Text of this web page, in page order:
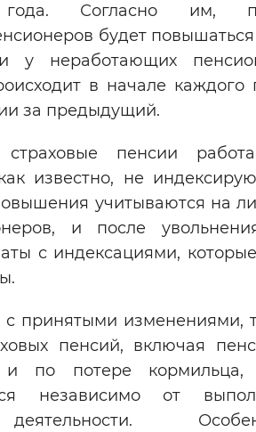
Изображения
Выключены
Звуковой ассистент
Остановить
стандартные настройки
года. Согласно им,
будет
неработающих
в начале каждого
за предыдущий.
пенсии
известно, не
учитываются на
и после
с индексациями,
с принятыми изменениями,
пенсий, включая
и по потере кормильца,
независимо от